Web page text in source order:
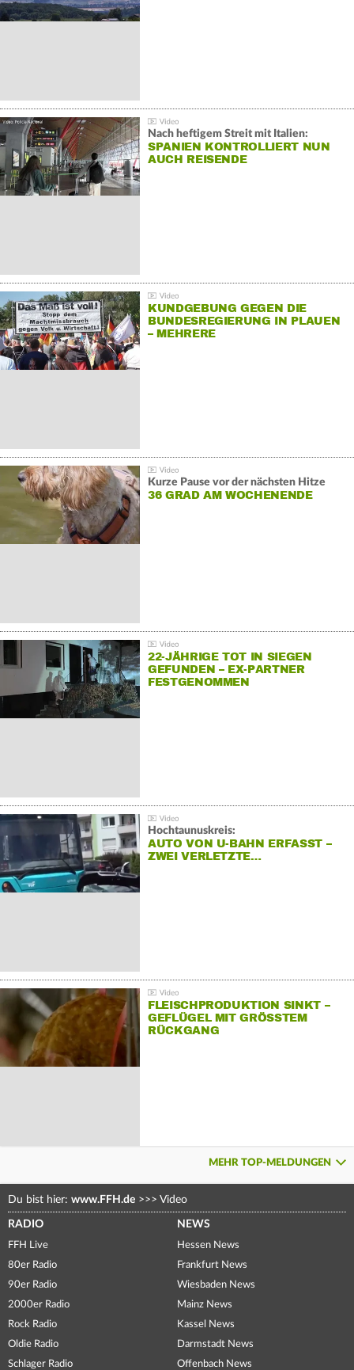
Nach heftigem Streit mit Italien:
SPANIEN KONTROLLIERT NUN
AUCH REISENDE
KUNDGEBUNG GEGEN DIE
BUNDESREGIERUNG IN PLAUEN
– MEHRERE
Kurze Pause vor der nächsten Hitze
36 GRAD AM WOCHENENDE
22-JÄHRIGE TOT IN SIEGEN
GEFUNDEN – EX-PARTNER
FESTGENOMMEN
Hochtaunuskreis:
AUTO VON U-BAHN ERFASST –
ZWEI VERLETZTE…
FLEISCHPRODUKTION SINKT –
GEFLÜGEL MIT GRÖSSTEM R
ÜCKGANG
MEHR TOP-MELDUNGEN
Du bist hier: www.FFH.de >>> Video
RADIO
FFH Live
80er Radio
90er Radio
2000er Radio
Rock Radio
Oldie Radio
Schlager Radio
NEWS
Hessen News
Frankfurt News
Wiesbaden News
Mainz News
Kassel News
Darmstadt News
Offenbach News